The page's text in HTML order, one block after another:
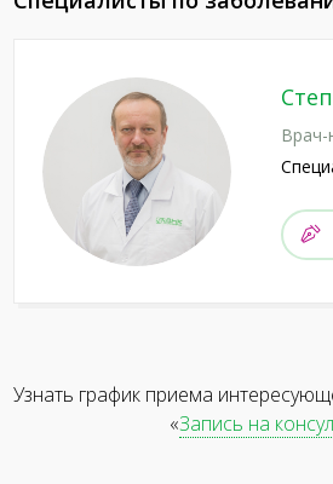
Врач-
Узнать график приема
«Запись на